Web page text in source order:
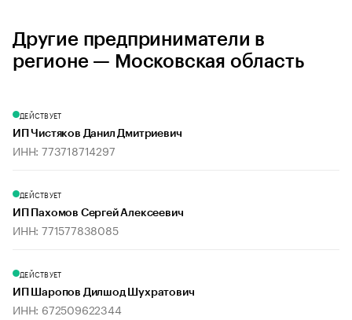
Другие предприниматели в
регионе — Московская область
ДЕЙСТВУЕТ
ИП Чистяков Данил Дмитриевич
ИНН: 773718714297
ДЕЙСТВУЕТ
ИП Пахомов Сергей Алексеевич
ИНН: 771577838085
ДЕЙСТВУЕТ
ИП Шаропов Дилшод Шухратович
ИНН: 672509622344